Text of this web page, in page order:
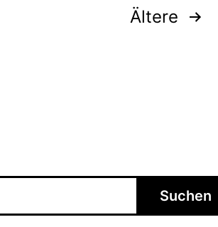
Ältere
Suchen